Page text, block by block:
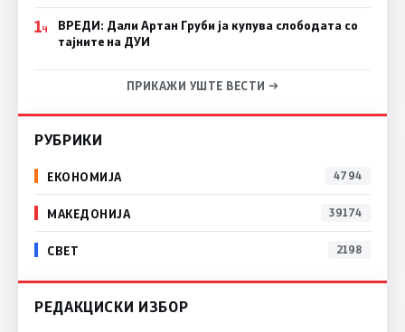
1Ч
ВРЕДИ: Дали Артан Груби ја купува слободата со
тајните на ДУИ
ПРИКАЖИ УШТЕ ВЕСТИ →
РУБРИКИ
ЕКОНОМИЈА 4794
МАКЕДОНИЈА 39174
СВЕТ 2198
РЕДАКЦИСКИ ИЗБОР